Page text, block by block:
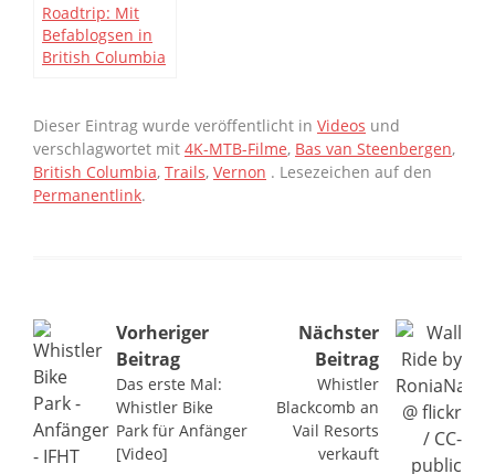
Roadtrip: Mit
Befablogsen in
British Columbia
Dieser Eintrag wurde veröffentlicht in Videos und
verschlagwortet mit 4K-MTB-Filme, Bas van Steenbergen,
British Columbia, Trails, Vernon . Lesezeichen auf den
Permanentlink.
Beitragsnavigation
Vorheriger
Beitrag
Das erste Mal:
Whistler Bike
Park für Anfänger
[Video]
Nächster
Beitrag
Whistler
Blackcomb an
Vail Resorts
verkauft